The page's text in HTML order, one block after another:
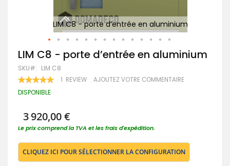
LIM C8 - porte d’entrée en aluminium
Passer
au
début
de
Galerie
LIM C8 - porte d’entrée en aluminium
SKU LIM C8
RATING: 1 REVIEW AJOUTEZ VOTRE COMMENTAIRE
DISPONIBLE
3 920,00 €
Le prix comprend la TVA et les frais d'expédition.
CLIQUEZ ICI POUR SÉLECTIONNER LA CONFIGURATION